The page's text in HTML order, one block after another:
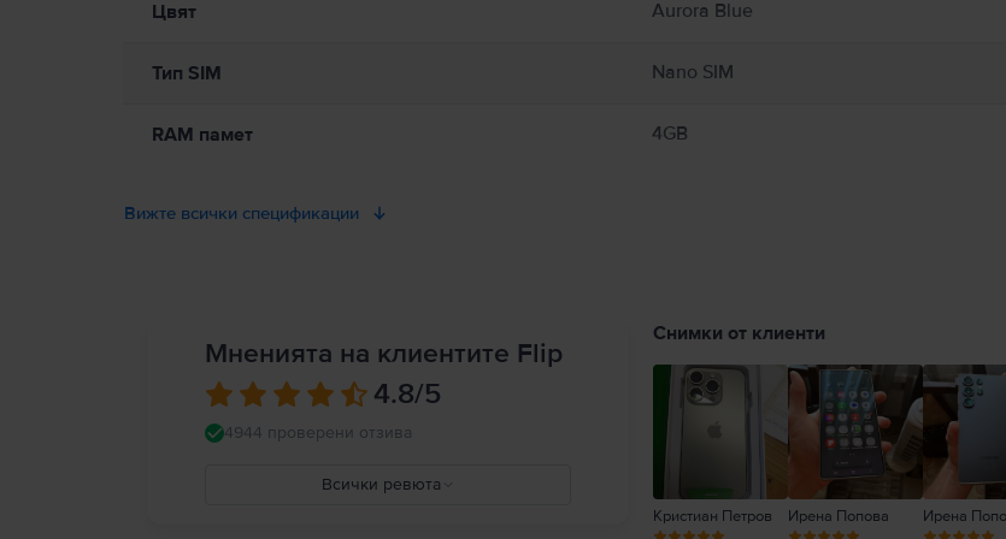
Цвят Aurora Blue
Тип SIM Nano SIM
RAM памет 4GB
Вижте всички спецификации
Мненията на клиентите Flip
4.8/5
4944 проверени отзива
Всички ревюта
Снимки от клиенти
Кристиан Петров Ирена Попова Ирена